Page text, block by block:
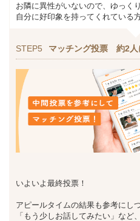
お隣に異性がいないので、ゆっく
自分に好印象を持ってくれている
STEP5 マッチング投票 約2人
いよいよ最終投票！
アピールタイムの結果も参考にし
「もう少しお話してみたい」など、